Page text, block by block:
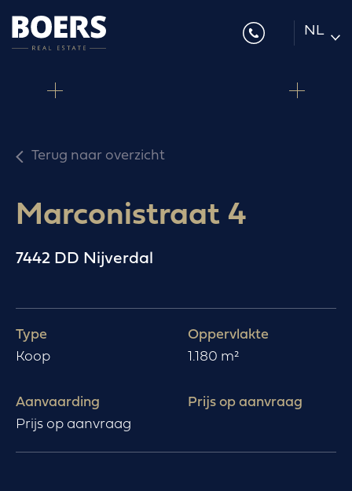
NL
Terug naar overzicht
Marconistraat 4
7442 DD Nijverdal
Type
Koop
Oppervlakte
1.180 m²
Aanvaarding
prijs op aanvraag
Prijs op aanvraag